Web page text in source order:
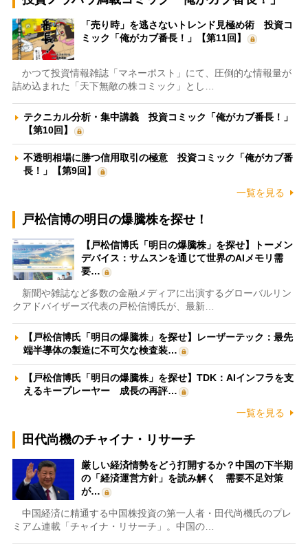
「売り時」を逃さないトレンド見極め術 投資コ
ミック「俺がカブ番長！」【第11回】
かつて投資情報雑誌「マネーポスト」にて、圧倒的な情報量が
詰め込まれた「天下無敵の株コミック」とし…
テクニカル分析・集中講義 投資コミック「俺がカブ番長！」
【第10回】
不透明相場に勝つ信用取引の極意 投資コミック「俺がカブ番
長！」【第9回】
一覧を見る
戸松信博の明日の爆騰株を探せ！
【戸松信博氏「明日の爆騰株」を探せ】トーメン
デバイス：サムスンを通じて世界のAIメモリ需
要…
新聞や雑誌など多数の金融メディアに出演するグローバルリン
クアドバイザーズ代表の戸松信博氏が、最新…
【戸松信博氏「明日の爆騰株」を探せ】レーザーテック：最先
端半導体の製造に不可欠な検査装…
【戸松信博氏「明日の爆騰株」を探せ】TDK：AIインフラを支
えるキープレーヤー 成長の再評…
一覧を見る
田代尚機のチャイナ・リサーチ
厳しい経済情勢をどう打開するか？中国の下半期
の「経済運営方針」を読み解く 需要不足対策
が…
中国経済に精通する中国株投資の第一人者・田代尚機氏のプレ
ミアム連載「チャイナ・リサーチ」。中国の…